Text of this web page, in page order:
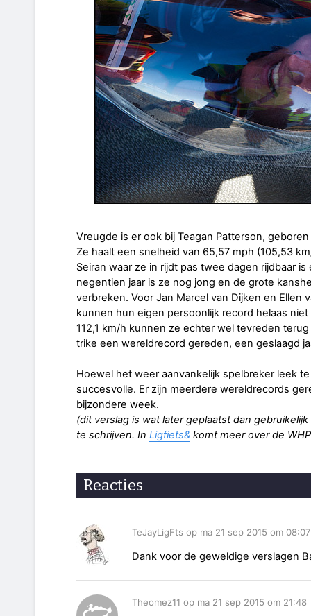
Vreugde is er ook bij Teagan Patterson,
Ze haalt een snelheid van 65,57 mph (105,53
Seiran waar ze in rijdt pas twee dagen rijdbaar
negentien jaar is ze nog jong en de grote
verbreken. Voor Jan Marcel van Dijken en
kunnen hun eigen persoonlijk record helaas
112,1 km/h kunnen ze echter wel tevreden
trike een wereldrecord gereden, een geslaagd
Hoewel het weer aanvankelijk spelbreker leek
succesvolle. Er zijn meerdere wereldrecords
bijzondere week.
(dit verslag is wat later geplaatst dan
te schrijven. In Ligfiets& komt meer over de
Reacties
TeJayLigFts op ma 21 sep 2015 om 08:07
Dank voor de geweldige verslagen
Theomez11 op ma 21 sep 2015 om 21:48